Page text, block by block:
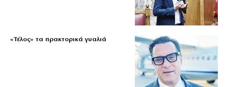
«Τέλος» τα πρακτορικά γυαλιά